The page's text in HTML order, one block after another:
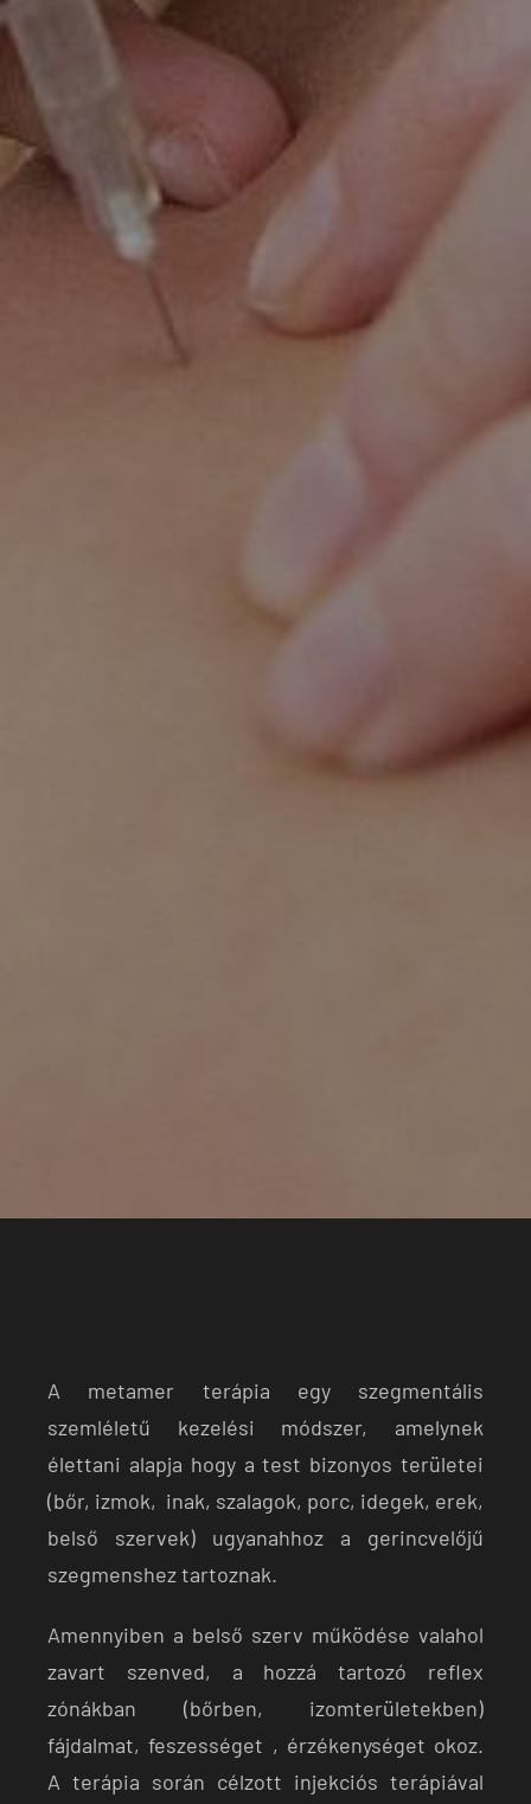
A metamer terápia egy szegmentális
szemléletű kezelési módszer, amelynek
élettani alapja hogy a test bizonyos területei
(bőr, izmok, inak, szalagok, porc, idegek, erek,
belső szervek) ugyanahhoz a gerincvelőjű
szegmenshez tartoznak.
Amennyiben a belső szerv működése valahol
zavart szenved, a hozzá tartozó reflex
zónákban (bőrben, izomterületekben)
fájdalmat, feszességet , érzékenységet okoz.
A terápia során célzott injekciós terápiával